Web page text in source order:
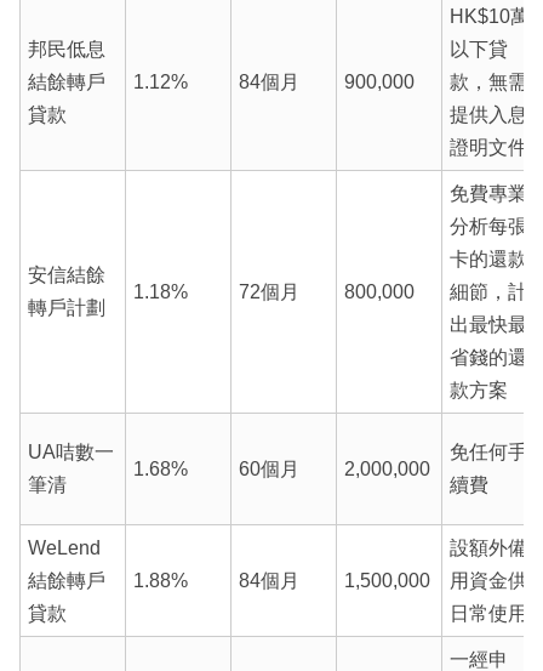
邦民低息
結餘轉戶
貸款
1.12% 84個月 900,000
HK$10萬
以下貸
款，無需
提供入息
證明文件
安信結餘
轉戶計劃
1.18% 72個月 800,000
免費專業
分析每張
卡的還款
細節，計
出最快最
省錢的還
款方案
UA咭數一
筆清
1.68% 60個月 2,000,000
免任何手
續費
WeLend
結餘轉戶
貸款
1.88% 84個月 1,500,000
設額外備
用資金供
日常使用
一經申